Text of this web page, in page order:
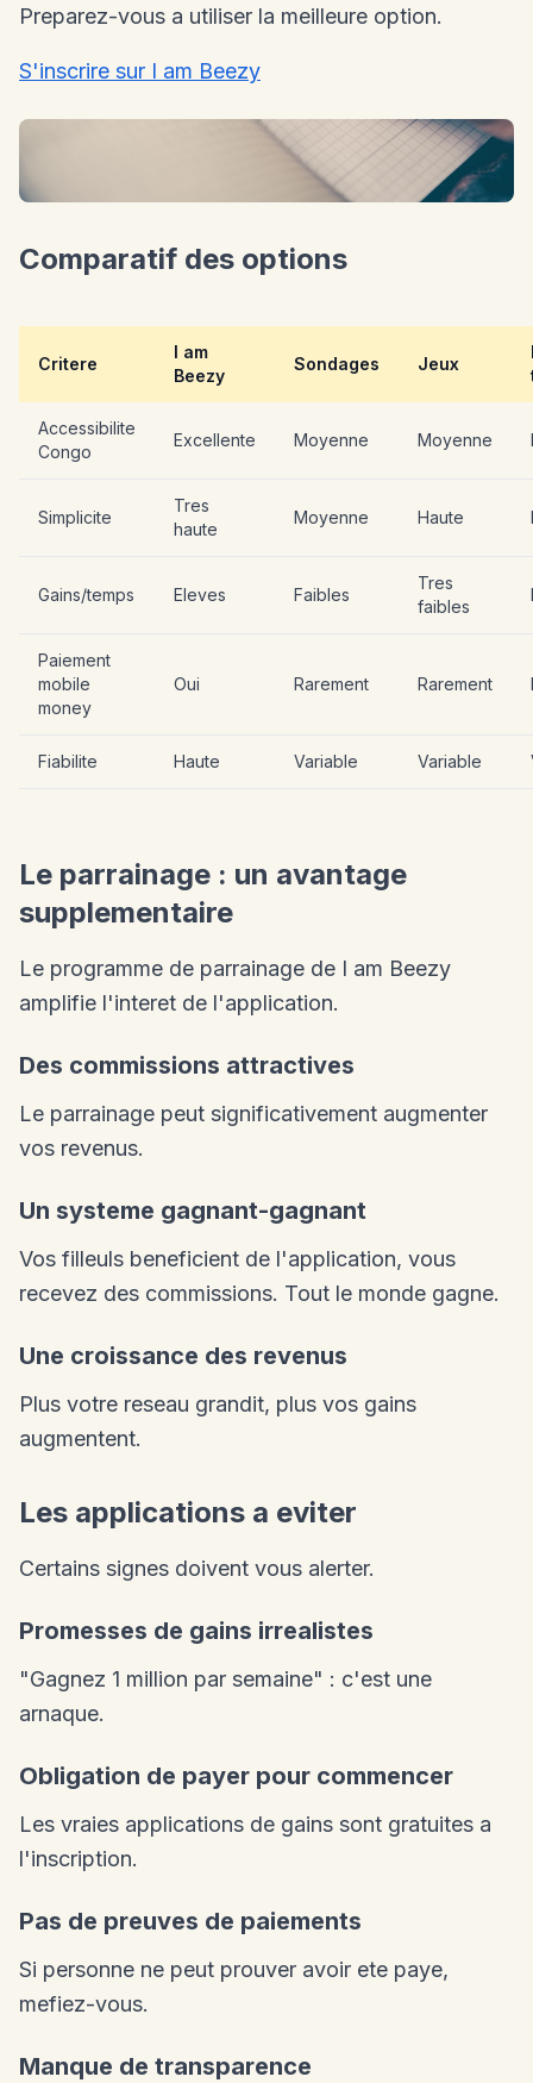
Preparez-vous a utiliser la meilleure option.
S'inscrire sur I am Beezy
Comparatif des options
Critere
I am
Beezy
Sondages Jeux
Accessibilite
Congo
Excellente Moyenne Moyenne
Simplicite
Tres
haute
Moyenne Haute
Gains/temps Eleves Faibles
Tres
faibles
Paiement
mobile
money
Oui Rarement Rarement
Fiabilite Haute Variable Variable
Le parrainage : un avantage
supplementaire
Le programme de parrainage de I am Beezy
amplifie l'interet de l'application.
Des commissions attractives
Le parrainage peut significativement augmenter
vos revenus.
Un systeme gagnant-gagnant
Vos filleuls beneficient de l'application, vous
recevez des commissions. Tout le monde gagne.
Une croissance des revenus
Plus votre reseau grandit, plus vos gains
augmentent.
Les applications a eviter
Certains signes doivent vous alerter.
Promesses de gains irrealistes
"Gagnez 1 million par semaine" : c'est une
arnaque.
Obligation de payer pour commencer
Les vraies applications de gains sont gratuites a
l'inscription.
Pas de preuves de paiements
Si personne ne peut prouver avoir ete paye,
mefiez-vous.
Manque de transparence